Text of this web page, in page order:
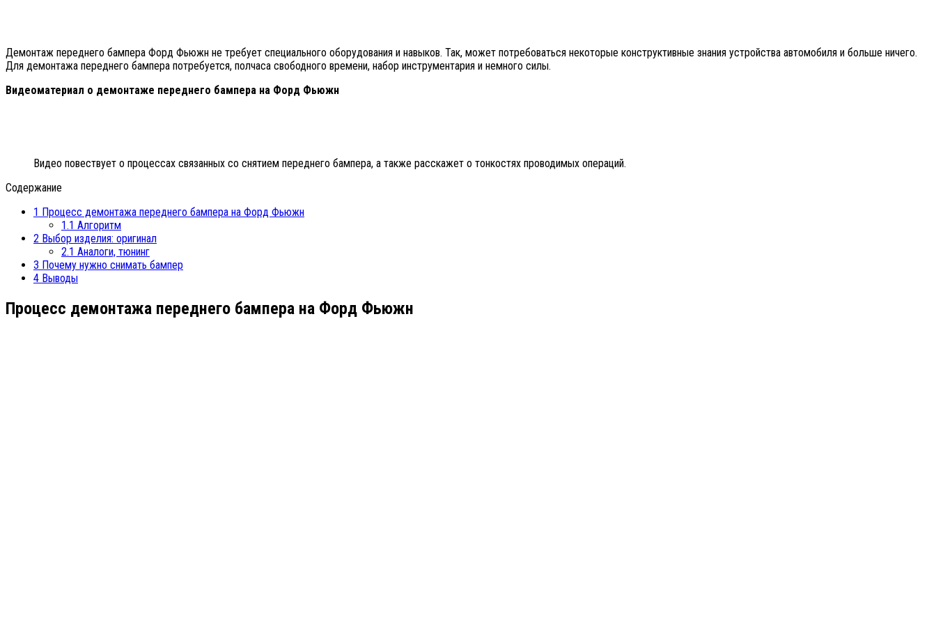
Демонтаж переднего бампера Форд Фьюжн не требует специального оборудования и навыков. Так, может потребоваться некоторые конструктивные знания устройства автомобиля и больше ничего.
Для демонтажа переднего бампера потребуется, полчаса свободного времени, набор инструментария и немного силы.
Видеоматериал о демонтаже переднего бампера на Форд Фьюжн
Видео повествует о процессах связанных со снятием переднего бампера, а также расскажет о тонкостях проводимых операций.
Содержание
1 Процесс демонтажа переднего бампера на Форд Фьюжн
1.1 Алгоритм
2 Выбор изделия: оригинал
2.1 Аналоги, тюнинг
3 Почему нужно снимать бампер
4 Выводы
Процесс демонтажа переднего бампера на Форд Фьюжн